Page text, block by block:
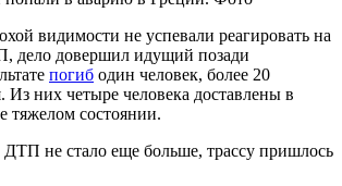
видимости не успевали реагировать на
дело довершил идущий позади
погиб один человек, более 20
Из них четыре человека доставлены в
тяжелом состоянии.
не стало еще больше, трассу пришлось
Пугающая
теория темного